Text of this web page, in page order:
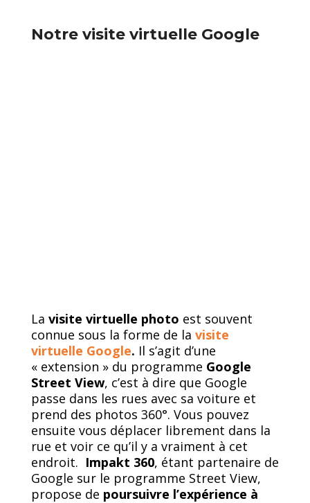
Notre visite virtuelle Google
La visite virtuelle photo est souvent
connue sous la forme de la visite
virtuelle Google. Il s’agit d’une
« extension » du programme Google
Street View, c’est à dire que Google
passe dans les rues avec sa voiture et
prend des photos 360°. Vous pouvez
ensuite vous déplacer librement dans la
rue et voir ce qu’il y a vraiment à cet
endroit. Impakt 360, étant partenaire de
Google sur le programme Street View,
propose de poursuivre l’expérience à